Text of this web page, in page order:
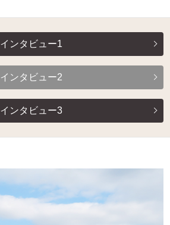
インタビュー1
インタビュー2
インタビュー3